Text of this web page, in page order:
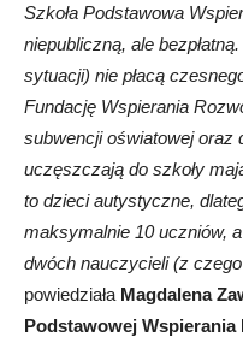
Szkoła Podstawowa
niepubliczną, ale
sytuacji) nie płacą
Fundację Wspierania
subwencji oświatowej oraz
uczęszczają do szkoły
to dzieci autystyczne,
maksymalnie 10 uczniów,
dwóch nauczycieli (z
powiedziała Magdalena
Podstawowej